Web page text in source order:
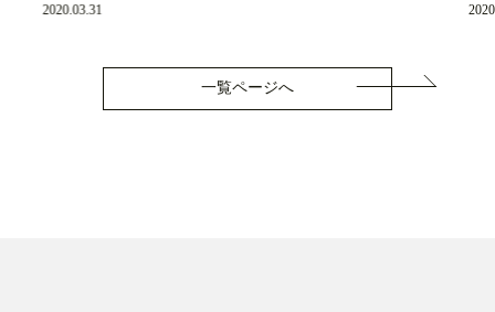
2020.03.31
一覧ページへ